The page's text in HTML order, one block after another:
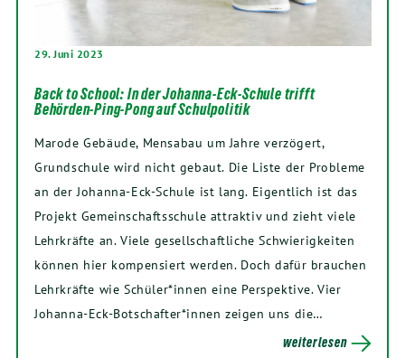
29. Juni 2023
Back to School: In der Johanna-Eck-Schule trifft
Behörden-Ping-Pong auf Schulpolitik
Marode Gebäude, Mensabau um Jahre verzögert,
Grundschule wird nicht gebaut. Die Liste der Probleme
an der Johanna-Eck-Schule ist lang. Eigentlich ist das
Projekt Gemeinschaftsschule attraktiv und zieht viele
Lehrkräfte an. Viele gesellschaftliche Schwierigkeiten
können hier kompensiert werden. Doch dafür brauchen
Lehrkräfte wie Schüler*innen eine Perspektive. Vier
Johanna-Eck-Botschafter*innen zeigen uns die…
weiterlesen